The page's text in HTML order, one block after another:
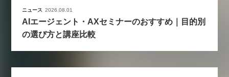
ニュース 2026.08.01
AIエージェント・AXセミナーのおすすめ｜目的別
の選び方と講座比較